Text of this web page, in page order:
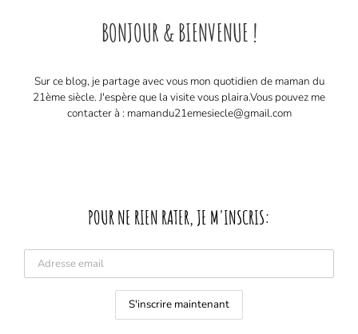
BONJOUR & BIENVENUE !
Sur ce blog, je partage avec vous mon quotidien de maman du
21ème siècle. J'espère que la visite vous plaira. ​ Vous pouvez me
contacter à : mamandu21emesiecle@gmail.com
POUR NE RIEN RATER, JE M'INSCRIS: